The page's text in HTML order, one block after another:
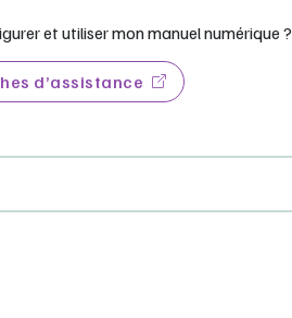
et utiliser mon manuel numérique ?
d’assistance